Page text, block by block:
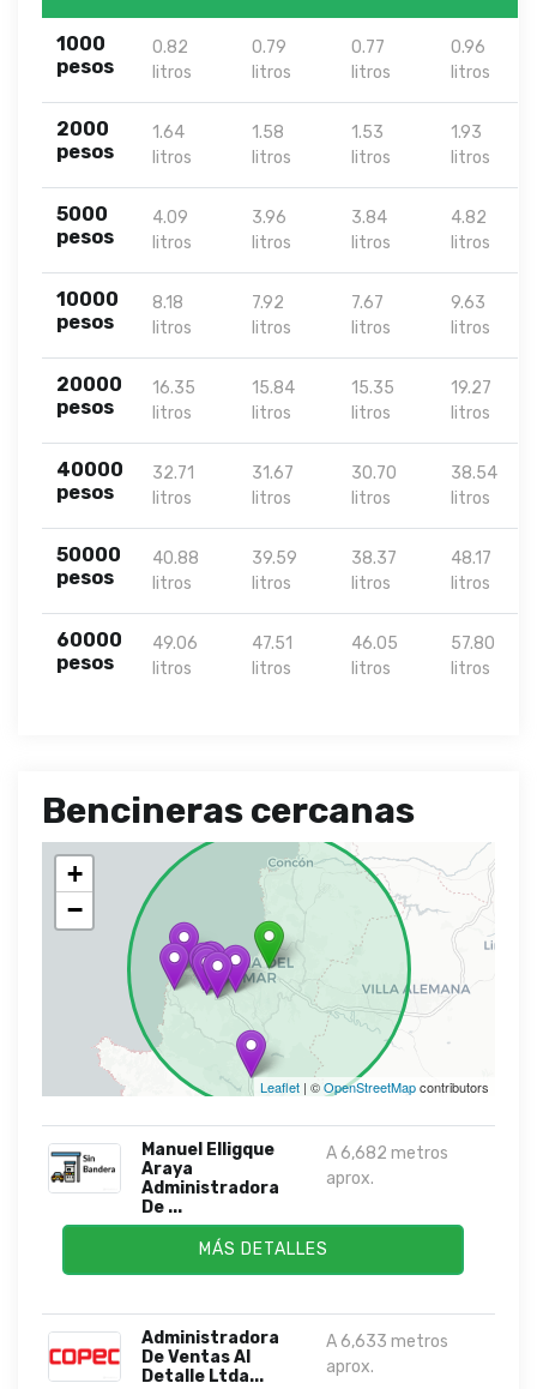
1000
pesos
0.82
litros
0.79
litros
0.77
litros
0.96
litros
2000
pesos
1.64
litros
1.58
litros
1.53
litros
1.93
litros
5000
pesos
4.09
litros
3.96
litros
3.84
litros
4.82
litros
10000
pesos
8.18
litros
7.92
litros
7.67
litros
9.63
litros
20000
pesos
16.35
litros
15.84
litros
15.35
litros
19.27
litros
40000
pesos
32.71
litros
31.67
litros
30.70
litros
38.54
litros
50000
pesos
40.88
litros
39.59
litros
38.37
litros
48.17
litros
60000
pesos
49.06
litros
47.51
litros
46.05
litros
57.80
litros
Bencineras cercanas
+
−
Leaflet | ©OpenStreetMapcontributors
Manuel Elligque
Araya
Administradora
De ...
A 6,682 metros
aprox.
MÁS DETALLES
Administradora
De Ventas Al
Detalle Ltda...
A 6,633 metros
aprox.